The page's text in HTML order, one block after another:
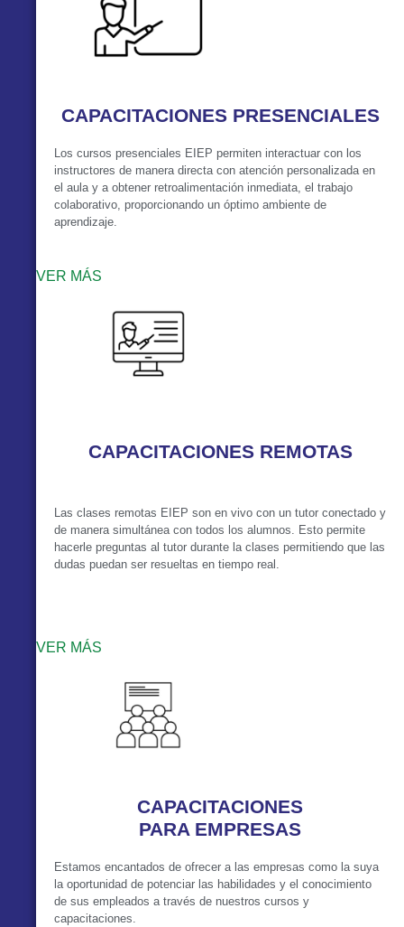
CAPACITACIONES PRESENCIALES
Los cursos presenciales EIEP permiten interactuar con los
instructores de manera directa con atención personalizada en
el aula y a obtener retroalimentación inmediata, el trabajo
colaborativo, proporcionando un óptimo ambiente de
aprendizaje.
VER MÁS
CAPACITACIONES REMOTAS
Las clases remotas EIEP son en vivo con un tutor conectado y
de manera simultánea con todos los alumnos. Esto permite
hacerle preguntas al tutor durante la clases permitiendo que las
dudas puedan ser resueltas en tiempo real.
VER MÁS
CAPACITACIONES
PARA EMPRESAS
Estamos encantados de ofrecer a las empresas como la suya
la oportunidad de potenciar las habilidades y el conocimiento
de sus empleados a través de nuestros cursos y
capacitaciones.